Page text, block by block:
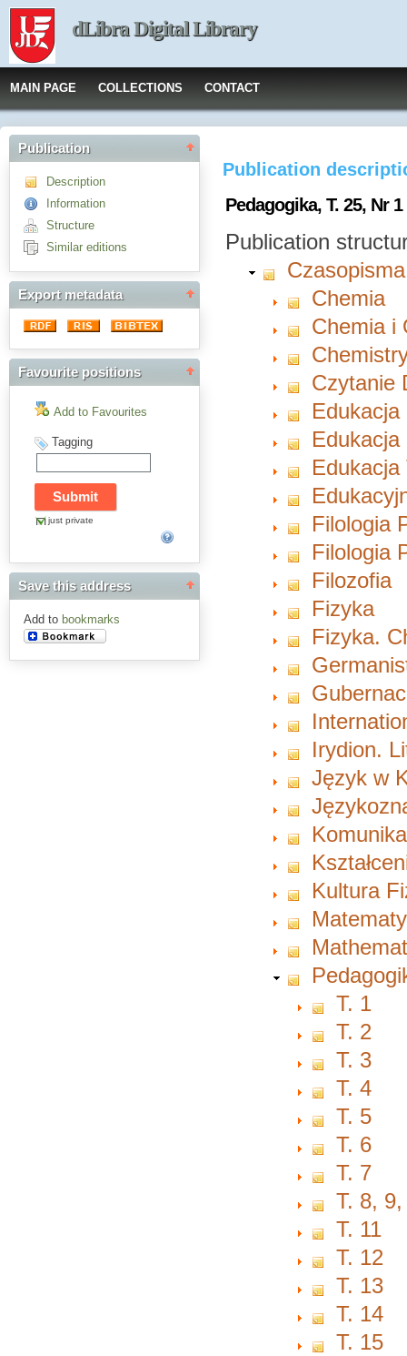
dLibra Digital Library
MAIN PAGE COLLECTIONS CONTACT
Publication
Description
Information
Structure
Similar editions
Export metadata
Favourite positions
Add to Favourites
Tagging
just private
Save this address
Add to bookmarks
Publication
Pedagogika, T. 25, Nr 1
Publication
Chemia
Chemia i
Czytanie
Filologia
Filologia
Filozofia
Fizyka
Fizyka.
Irydion.
Język w
Kultura
T. 1
T. 2
T. 3
T. 4
T. 5
T. 6
T. 7
T. 8,
T. 11
T. 12
T. 13
T. 14
T. 15